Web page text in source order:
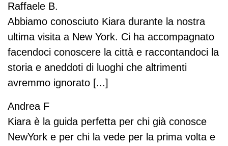
Raffaele B.
Abbiamo conosciuto Kiara durante la nostra
ultima visita a New York. Ci ha accompagnato
facendoci conoscere la città e raccontandoci la
storia e aneddoti di luoghi che altrimenti
avremmo ignorato [...]
Andrea F
Kiara è la guida perfetta per chi già conosce
NewYork e per chi la vede per la prima volta e